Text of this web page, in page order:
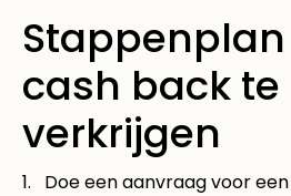
cash back te
verkrijgen
Doe een aanvraag voor